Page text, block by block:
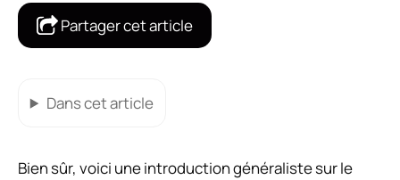
Partager cet article
Dans cet article
Bien sûr, voici une introduction généraliste sur le